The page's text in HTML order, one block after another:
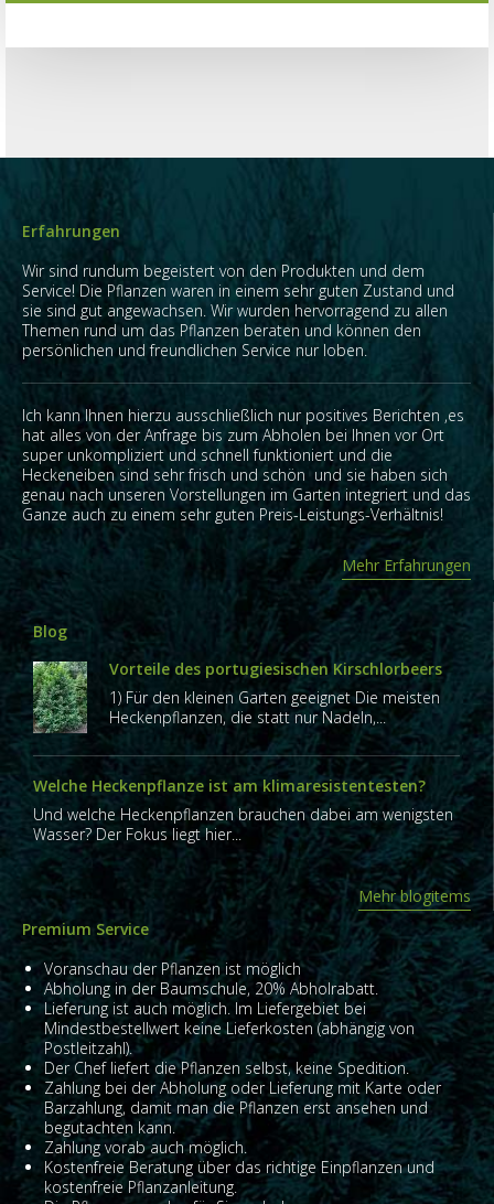
Erfahrungen
Wir sind rundum begeistert von den Produkten und dem
Service! Die Pflanzen waren in einem sehr guten Zustand und
sie sind gut angewachsen. Wir wurden hervorragend zu allen
Themen rund um das Pflanzen beraten und können den
persönlichen und freundlichen Service nur loben.
Ich kann Ihnen hierzu ausschließlich nur positives Berichten ,es
hat alles von der Anfrage bis zum Abholen bei Ihnen vor Ort
super unkompliziert und schnell funktioniert und die
Heckeneiben sind sehr frisch und schön und sie haben sich
genau nach unseren Vorstellungen im Garten integriert und das
Ganze auch zu einem sehr guten Preis-Leistungs-Verhältnis!
Mehr Erfahrungen
Blog
Vorteile des portugiesischen Kirschlorbeers
1) Für den kleinen Garten geeignet Die meisten
Heckenpflanzen, die statt nur Nadeln,...
Welche Heckenpflanze ist am klimaresistentesten?
Und welche Heckenpflanzen brauchen dabei am wenigsten
Wasser? Der Fokus liegt hier...
Mehr blogitems
Premium Service
Voranschau der Pflanzen ist möglich
Abholung in der Baumschule, 20% Abholrabatt.
Lieferung ist auch möglich. Im Liefergebiet bei
Mindestbestellwert keine Lieferkosten (abhängig von
Postleitzahl).
Der Chef liefert die Pflanzen selbst, keine Spedition.
Zahlung bei der Abholung oder Lieferung mit Karte oder
Barzahlung, damit man die Pflanzen erst ansehen und
begutachten kann.
Zahlung vorab auch möglich.
Kostenfreie Beratung über das richtige Einpflanzen und
kostenfreie Pflanzanleitung.